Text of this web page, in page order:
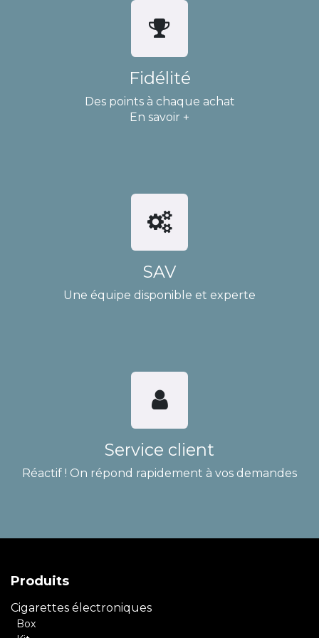
Fidélité
Des points à chaque achat
En savoir +
SAV
Une équipe disponible et experte
Service client
Réactif ! On répond rapidement à vos demandes
Produits
Cigarettes électroniques
Box